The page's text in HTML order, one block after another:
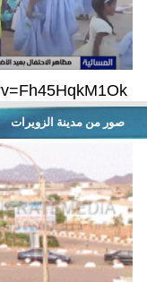
صور من مدينة الزويرات